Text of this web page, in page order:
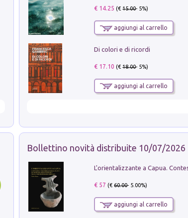
€ 14.25 (€15.00- 5%)
aggiungi al carrello
Di colori e di ricordi
€ 17.10 (€18.00- 5%)
aggiungi al carrello
Bollettino novità distribuite 10/07/2026
€ 57 (€60.00- 5.00%)
aggiungi al carrello